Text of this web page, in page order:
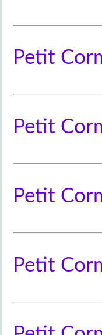
Petit
Petit
Petit
Petit